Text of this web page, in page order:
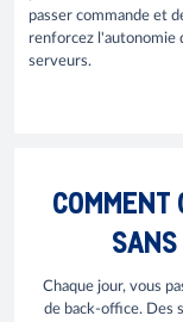
passer commande et
renforcez l'autonomie
serveurs.
COMMENT
Chaque jour, vous
de back-office. Des